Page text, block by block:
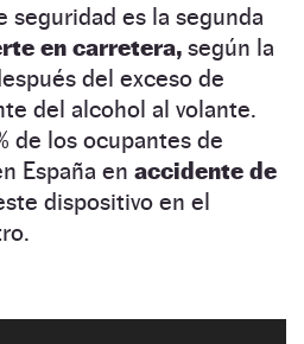
seguridad es la segunda
en carretera, según la
del exceso de
del alcohol al volante.
de los ocupantes de
España en accidente de
dispositivo en el